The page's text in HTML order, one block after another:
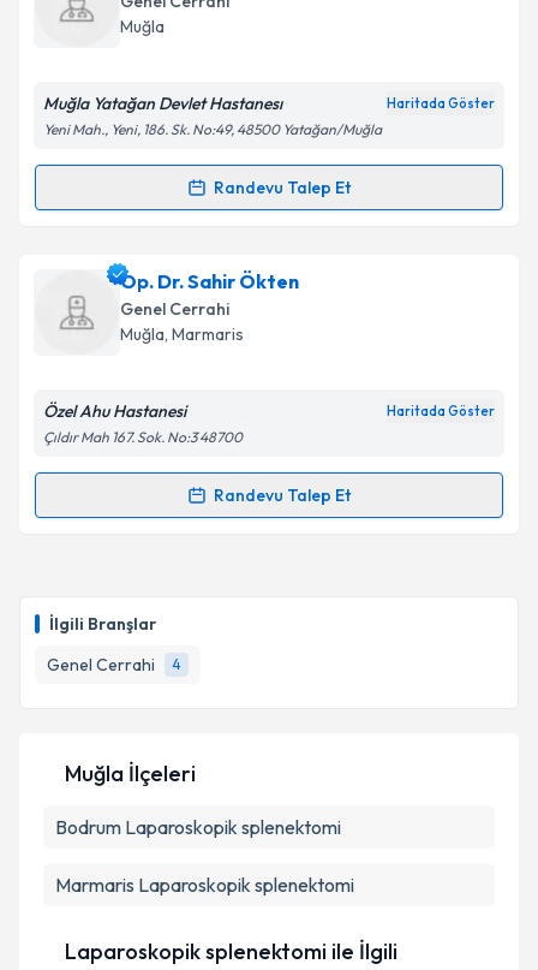
İlgili Branşlar
Genel Cerrahi
4
takvim hazırlandığında e-posta ile bilgilendireceğiz.
Kişisel verilerimin işlenmesine ilişkin
Metni'ni okudum ve kişisel verilerimin belirtilen
Takvim Talebini Gönder
Muğla
Muğla Yatağan Devlet Hastanesı Haritada Göster
Yeni Mah., Yeni, 186. Sk. No:49, 48500 Yatağan/Muğla
Randevu Talep Et
Randevu Takvimi Talebi
Dr. Emin Cem Süzeniçin randevu takvimi talebi
oluşturun. Size bu uzmandan randevu almanız için bir
takvim hazırlandığında e-posta ile bilgilendireceğiz.
Kişisel verilerimin işlenmesine ilişkin
Metni'ni okudum ve kişisel verilerimin belirtilen
Op. Dr. Sahir Ökten
Genel Cerrahi
Muğla, Marmaris
Özel Ahu Hastanesi Haritada Göster
Çıldır Mah 167. Sok. No:3 48700
Randevu Talep Et
Randevu Takvimi Talebi
takvim hazırlandığında e-posta ile bilgilendireceğiz.
E-posta Adresiniz
Metni'ni okudum ve kişisel verilerimin belirtilen
Muğla İlçeleri
Bodrum Laparoskopik splenektomi
Marmaris Laparoskopik splenektomi
Laparoskopik splenektomi ile İlgili